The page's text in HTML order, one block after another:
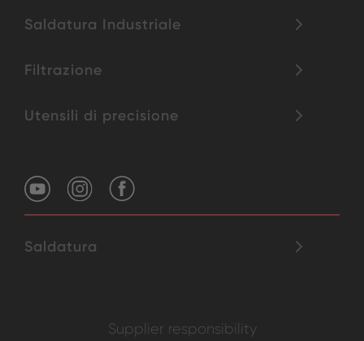
Saldatura Industriale
Filtrazione
Utensili di precisione
Saldatura
Supplier responsibility